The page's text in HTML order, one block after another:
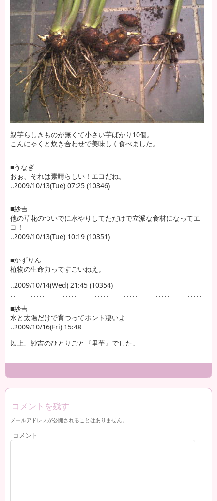
親芋らしきものが無くて小さい芋ばかり10個。
こんにゃくと炊き合わせで美味しく食べました。
■うなぎ
おぉ、それは素晴らしい！エコだね。
..2009/10/13(Tue) 07:25 (10346)
■紗吉
他の草花のついでに水やりしてただけで立派な食材になってエ
コ！
..2009/10/13(Tue) 10:19 (10351)
■かずりん
植物の生命力ってすごいねえ。
..2009/10/14(Wed) 21:45 (10354)
■紗吉
水と太陽だけで育つってホント凄いよ
..2009/10/16(Fri) 15:48
以上、紗吉のひとりごと『里芋』でした。
コメントを残す
メールアドレスが公開されることはありません。
コメント